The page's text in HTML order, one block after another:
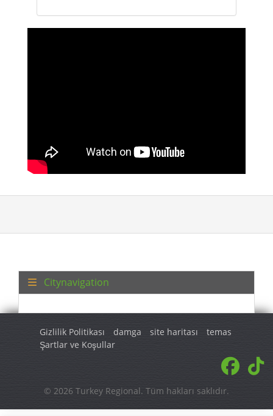
Citynavigation
Gizlilik Politikası damga site haritası
temas
Şartlar ve Koşullar
© 2026 Turkey Regional. Tüm hakları saklıdır.